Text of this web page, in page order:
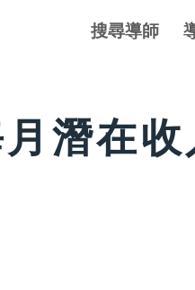
搜尋導師
潛在收